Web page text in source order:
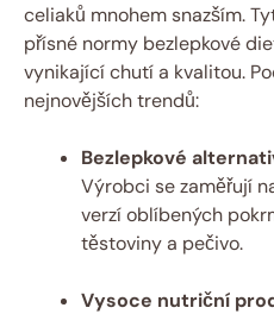
celiaků ⁢mnohem snazším.
přísné normy bezlepkové
vynikající chutí a kvalitou.
nejnovějších trendů:
Bezlepkové
Výrobci se zaměřují‌
verzí ⁣oblíbených
těstoviny⁢ a pečivo.
Vysoce nutriční